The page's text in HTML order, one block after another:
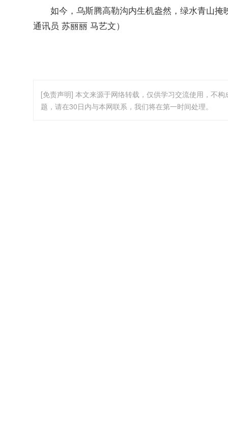
如今，乌斯腾高勒沟内生机盎然，绿水青山
通讯员 苏丽丽 马艺文）
[免责声明] 本文来源于网络转载，仅供学习交流使用，不
题，请在30日内与本网联系，我们将在第一时间处理。